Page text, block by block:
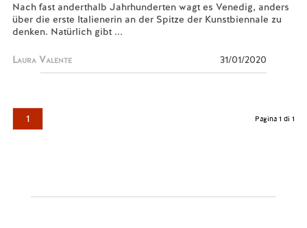
Nach fast anderthalb Jahrhunderten wagt es Venedig, anders
über die erste Italienerin an der Spitze der Kunstbiennale zu
denken. Natürlich gibt ...
Laura Valente 31/01/2020
1 Pagina 1 di 1